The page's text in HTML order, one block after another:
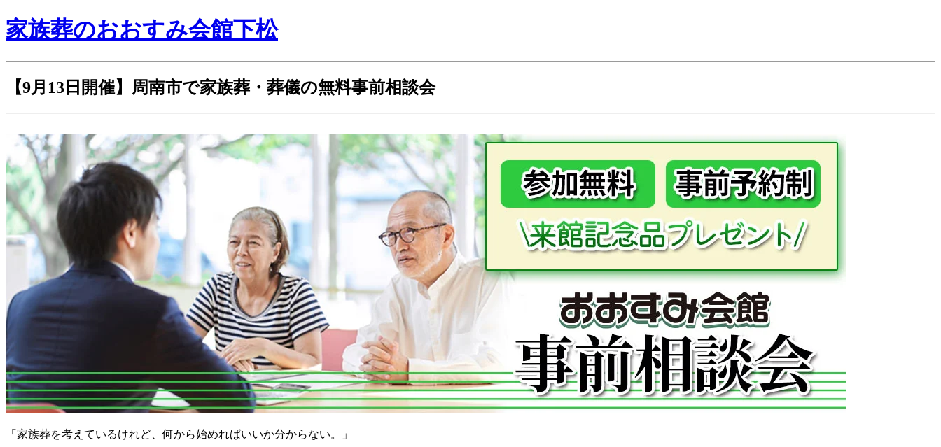
家族葬のおおすみ会館下松
【9月13日開催】周南市で家族葬・葬儀の無料事前相談会
「家族葬を考えているけれど、何から始めればいいか分からない。」